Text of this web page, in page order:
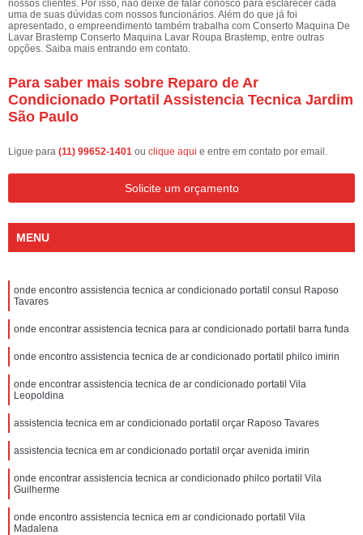
nossos clientes. Por isso, não deixe de falar conosco para esclarecer cada
uma de suas dúvidas com nossos funcionários. Além do que já foi
apresentado, o empreendimento também trabalha com Conserto Maquina De
Lavar Brastemp Conserto Maquina Lavar Roupa Brastemp, entre outras
opções. Saiba mais entrando em contato.
Para saber mais sobre Reparo de Ar
Condicionado Portatil Assistencia Tecnica Jardim
São Paulo
Ligue para (11) 99652-1401 ou clique aqui e entre em contato por email.
Solicite um orçamento
MENU
onde encontro assistencia tecnica ar condicionado portatil consul Raposo
Tavares
onde encontrar assistencia tecnica para ar condicionado portatil barra funda
onde encontro assistencia tecnica de ar condicionado portatil philco imirin
onde encontrar assistencia tecnica de ar condicionado portatil Vila
Leopoldina
assistencia tecnica em ar condicionado portatil orçar Raposo Tavares
assistencia tecnica em ar condicionado portatil orçar avenida imirin
onde encontrar assistencia tecnica ar condicionado philco portatil Vila
Guilherme
onde encontro assistencia tecnica em ar condicionado portatil Vila
Madalena